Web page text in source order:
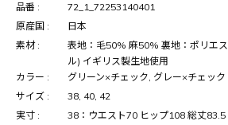
品番 :
72_1_72253140401
原産国 :
日本
素材 :
表地：毛50% 麻50% 裏地：ポリエ
ル) イギリス製生地使用
カラー :
グリーン×チェック, グレー×チェック
サイズ :
38, 40, 42
実寸 :
38：ウエスト70 ヒップ108 総丈83.5